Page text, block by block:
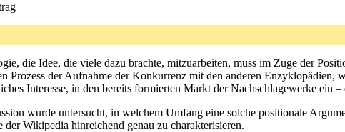
die Idee, die viele dazu brachte, mitzuarbeiten, muss im Zuge der
Prozess der Aufnahme der Konkurrenz mit den anderen
Interesse, in den bereits formierten Markt der Nachschlagewerke ein
wurde untersucht, in welchem Umfang eine solche positionale
Wikipedia hinreichend genau zu charakterisieren.